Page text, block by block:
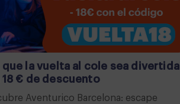
que la vuelta al cole sea divertida
18 € de descuento
Aventurico Barcelona: escape